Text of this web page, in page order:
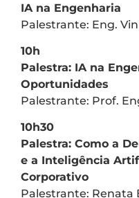
IA na Engenharia
Palestrante: Eng.
10h
Palestra: IA na
Oportunidades
Palestrante: Prof.
10h30
Palestra: Como a
e a Inteligência
Corporativo
Palestrante: Renata